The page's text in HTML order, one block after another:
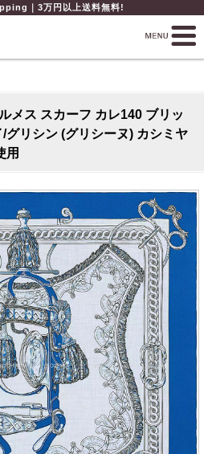
｜3万円以上送料無料!
メス スカーフ カレ140 ブリッ
/グリシン (グリシーヌ) カシミヤ
用